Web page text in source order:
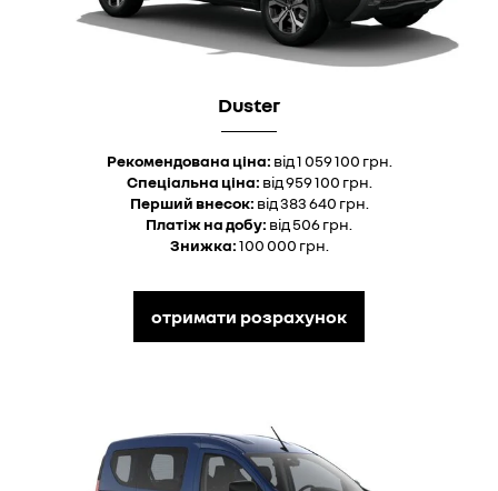
Duster
Рекомендована ціна: від 1 059 100 грн.
Спеціальна ціна: від 959 100 грн.
Перший внесок: від 383 640 грн.
Платіж на добу: від 506 грн.
Знижка:100 000 грн.
отримати розрахунок